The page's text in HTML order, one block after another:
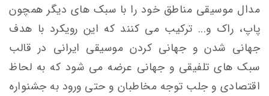
مدال موسیقی مناطق خود را با سبک های دیگر همچون
پاپ، راک و... ترکیب می کنند که این رویکرد با هدف
جهانی شدن و جهانی کردن موسیقی ایرانی در قالب
سبک های تلفیقی و جهانی عرضه می شود که به لحاظ
اقتصادی و جلب توجه مخاطبان و حتی ورود به جشنواره